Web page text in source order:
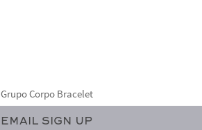
Grupo Corpo Bracelet
Email Sign Up